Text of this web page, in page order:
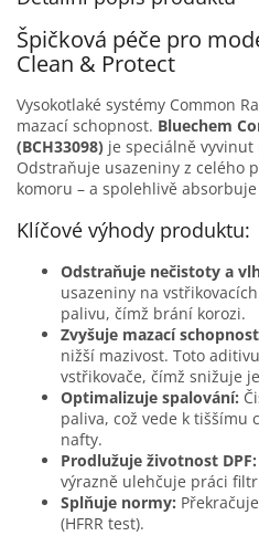
Špičková péče pro
Clean & Protect
Vysokotlaké systémy Common
mazací schopnost. Bluechem
(BCH33098) je speciálně
Odstraňuje usazeniny z celého
komoru – a spolehlivě
Klíčové výhody produktu:
Odstraňuje nečistoty a
usazeniny na
palivu, čímž brání korozi.
Zvyšuje mazací
nižší mazivost. Toto
vstřikovače, čímž snižuje
Optimalizuje spalování:
paliva, což vede k tiššímu
nafty.
Prodlužuje životnost DPF:
výrazně ulehčuje práci
Splňuje normy:
(HFRR test).